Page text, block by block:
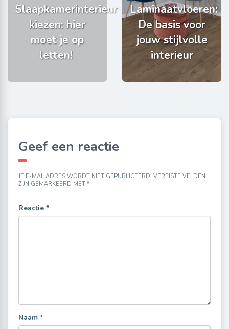
Slaapkamerinterieur
kiezen: hier
moet je op
letten!
Laminaatvloeren:
De basis voor
jouw stijlvolle
interieur
Geef een reactie
JE E-MAILADRES WORDT NIET GEPUBLICEERD. VEREISTE VELDEN
ZIJN GEMARKEERD MET *
Reactie *
Naam *